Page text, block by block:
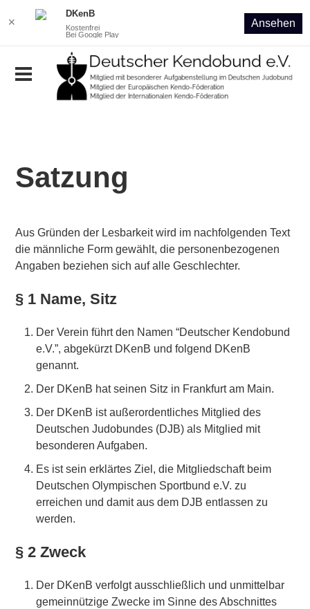
Satzung
Aus Gründen der Lesbarkeit wird im nachfolgenden Text
die männliche Form gewählt, die personenbezogenen
Angaben beziehen sich auf alle Geschlechter.
§ 1 Name, Sitz
Der Verein führt den Namen “Deutscher Kendobund
e.V.”, abgekürzt DKenB und folgend DKenB
genannt.
Der DKenB hat seinen Sitz in Frankfurt am Main.
Der DKenB ist außerordentliches Mitglied des
Deutschen Judobundes (DJB) als Mitglied mit
besonderen Aufgaben.
Es ist sein erklärtes Ziel, die Mitgliedschaft beim
Deutschen Olympischen Sportbund e.V. zu
erreichen und damit aus dem DJB entlassen zu
werden.
§ 2 Zweck
Der DKenB verfolgt ausschließlich und unmittelbar
gemeinnützige Zwecke im Sinne des Abschnittes
✕
DKenB
Kostenfrei
Bei Google Play
Ansehen